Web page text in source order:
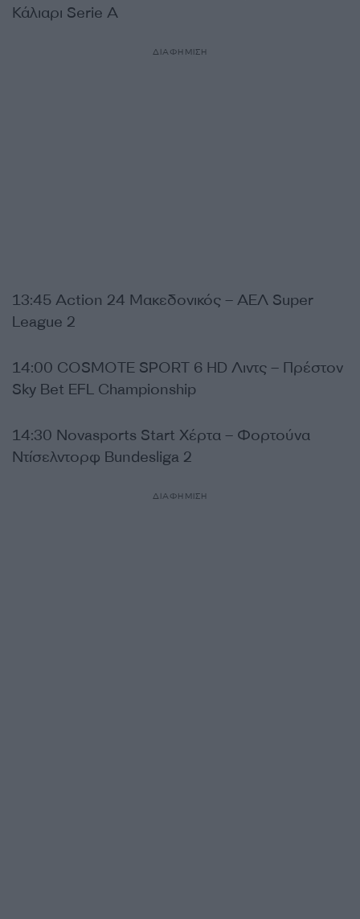
Κάλιαρι Serie A
ΔΙΑΦΗΜΙΣΗ
13:45 Action 24 Μακεδονικός – ΑΕΛ Super
League 2
14:00 COSMOTE SPORT 6 HD Λιντς – Πρέστον
Sky Bet EFL Championship
14:30 Novasports Start Χέρτα – Φορτούνα
Ντίσελντορφ Bundesliga 2
ΔΙΑΦΗΜΙΣΗ